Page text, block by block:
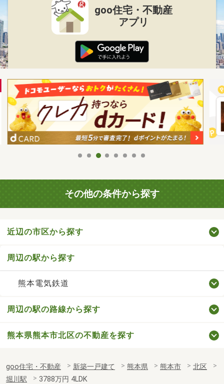
goo住宅・不動産
アプリ
その他の条件から探す
近辺の市区から探す
周辺の駅から探す
熊本電気鉄道
周辺の駅の路線から探す
熊本県熊本市北区の不動産を探す
goo住宅・不動産 新築一戸建て 熊本県 熊本市
北区
堀川駅
3788万円 4LDK